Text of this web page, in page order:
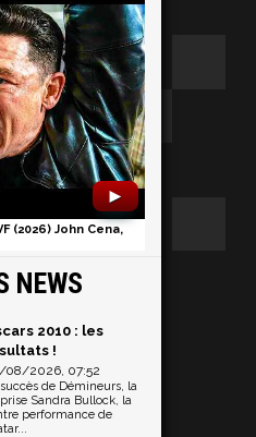
►
(2026) John Cena,
NEWS
2010 : les
!
08/2026, 07:52
de Démineurs, la
Sandra Bullock, la
performance de